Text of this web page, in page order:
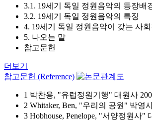
3.1. 19세기 독일 정원음악의 등장배
3.2. 19세기 독일 정원음악의 특징
4. 19세기 독일 정원음악이 갖는 사회
5. 나오는 말
참고문헌
더보기
참고문헌 (Reference)
1 박찬용, "유럽정원기행" 대원사
2 Whitaker, Ben, "우리의 공원" 박영
3 Hobhouse, Penelope, "서양정원사"